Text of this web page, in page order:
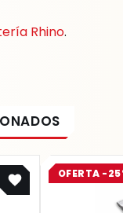
Rhino.
OFERTA -